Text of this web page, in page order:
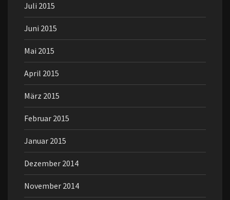
Juli 2015
Juni 2015
Mai 2015
April 2015
März 2015
Februar 2015
Januar 2015
Dezember 2014
November 2014